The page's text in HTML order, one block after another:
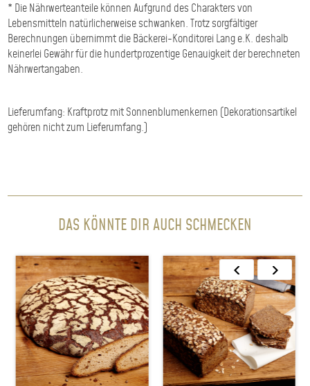
* Die Nährwerteanteile können Aufgrund des Charakters von
Lebensmitteln natürlicherweise schwanken. Trotz sorgfältiger
Berechnungen übernimmt die Bäckerei-Konditorei Lang e.K. deshalb
keinerlei Gewähr für die hundertprozentige Genauigkeit der berechneten
Nährwertangaben.
Lieferumfang: Kraftprotz mit Sonnenblumenkernen (Dekorationsartikel
gehören nicht zum Lieferumfang.)
DAS KÖNNTE DIR AUCH SCHMECKEN